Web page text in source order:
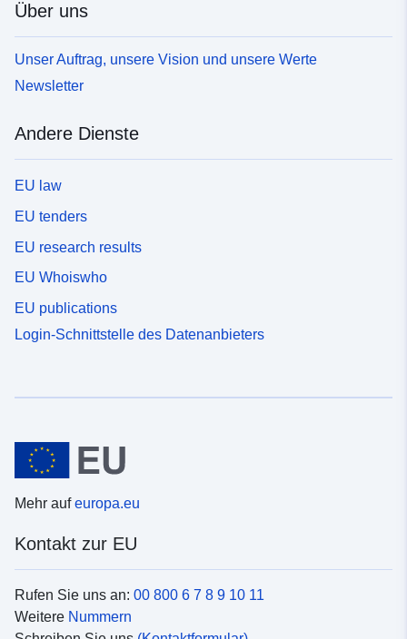
Über uns
Unser Auftrag, unsere Vision und unsere Werte
Newsletter
Andere Dienste
EU law
EU tenders
EU research results
EU Whoiswho
EU publications
Login-Schnittstelle des Datenanbieters
Mehr aufeuropa.eu
Kontakt zur EU
Rufen Sie uns an: 00 800 6 7 8 9 10 11
Weitere Nummern